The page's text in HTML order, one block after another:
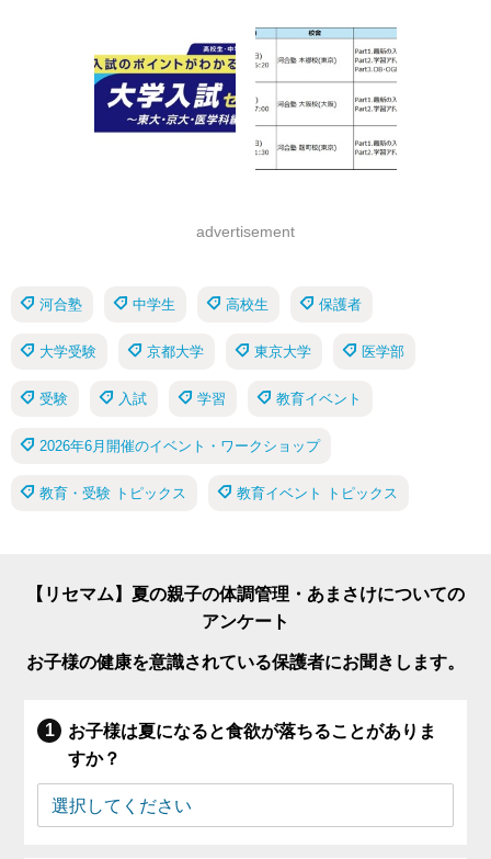
advertisement
河合塾 中学生 高校生 保護者
大学受験 京都大学 東京大学 医学部
受験 入試 学習 教育イベント
2026年6月開催のイベント・ワークショップ
教育・受験 トピックス 教育イベント トピックス
【リセマム】夏の親子の体調管理・あまさけについての
アンケート
お子様の健康を意識されている保護者にお聞きします。
お子様は夏になると食欲が落ちることがありま
すか？